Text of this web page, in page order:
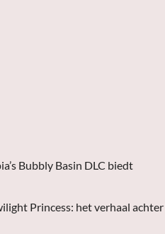
Bubbly Basin DLC biedt
Princess: het verhaal